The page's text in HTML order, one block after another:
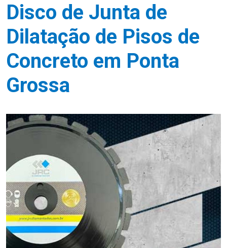
Disco de Junta de
Dilatação de Pisos de
Concreto em Ponta
Grossa